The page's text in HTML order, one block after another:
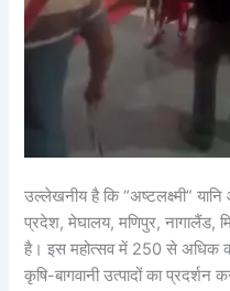
उल्लेखनीय है कि “अष्टलक्ष्मी”
प्रदेश, मेघालय, मणिपुर, नागालैंड,
है। इस महोत्सव में 250 से अधिक
कृषि-बागवानी उत्पादों का